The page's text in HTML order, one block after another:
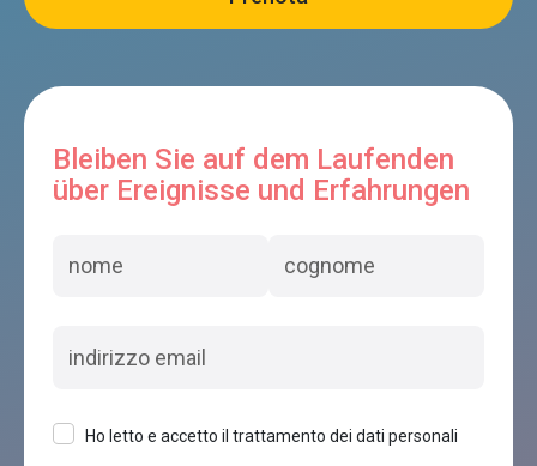
Bleiben Sie auf dem Laufenden
über Ereignisse und Erfahrungen
Ho letto e accetto il trattamento dei dati personali